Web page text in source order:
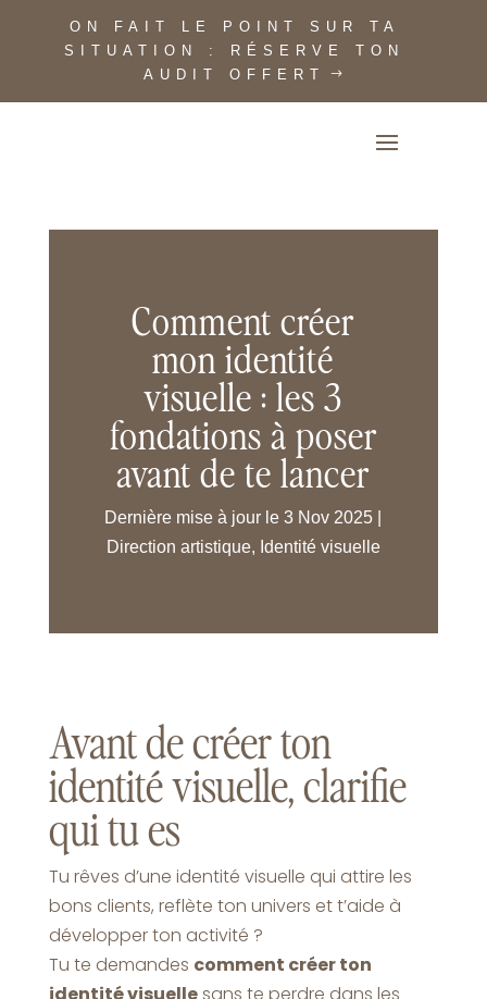
ON FAIT LE POINT SUR TA
SITUATION : RÉSERVE TON
AUDIT OFFERT
Comment créer
mon identité
visuelle : les 3
fondations à poser
avant de te lancer
Dernière mise à jour le 3 Nov 2025
Direction artistique, Identité visuelle
Avant de créer ton
identité visuelle, clarifie
qui tu es
Tu rêves d’une identité visuelle qui attire les
bons clients, reflète ton univers et t’aide à
développer ton activité ?
Tu te demandes comment créer ton
identité visuellesans te perdre dans les